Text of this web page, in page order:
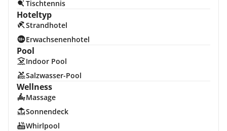
Tischtennis
Hoteltyp
Strandhotel
Erwachsenenhotel
Pool
Indoor Pool
Salzwasser-Pool
Wellness
Massage
Sonnendeck
Whirlpool